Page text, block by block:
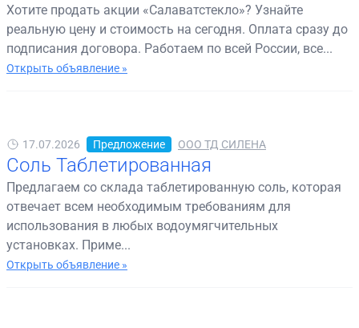
Хотите продать акции «Салаватстекло»? Узнайте
реальную цену и стоимость на сегодня. Оплата сразу до
подписания договора. Работаем по всей России, все...
Открыть объявление »
17.07.2026 Предложение ООО ТД СИЛЕНА
Соль Таблетированная
Предлагаем со склада таблетированную соль, которая
отвечает всем необходимым требованиям для
использования в любых водоумягчительных
установках. Приме...
Открыть объявление »